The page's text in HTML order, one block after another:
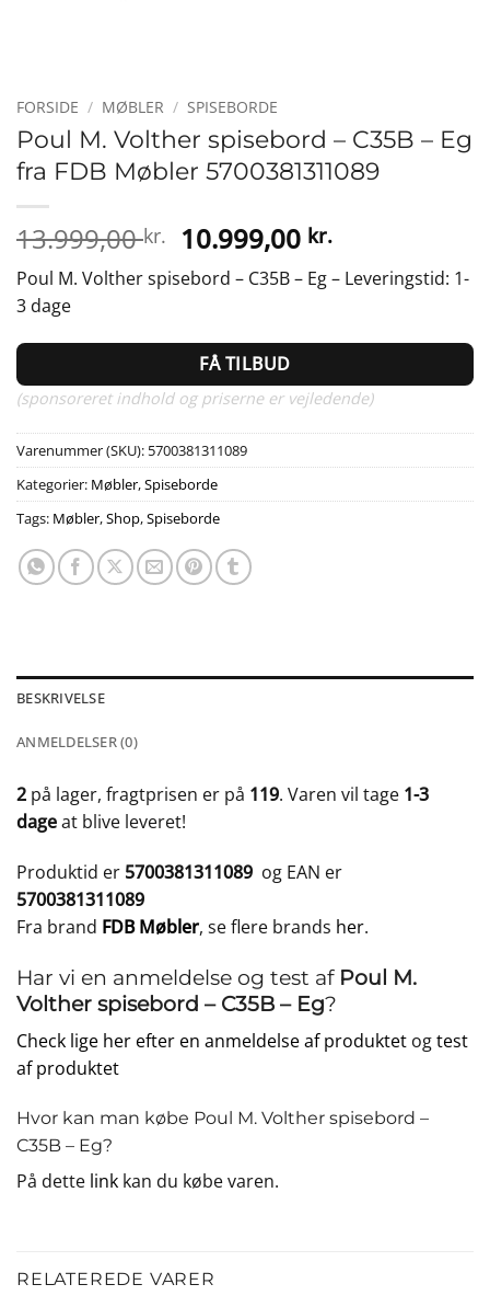
FORSIDE / MØBLER / SPISEBORDE
Poul M. Volther spisebord – C35B – Eg
fra FDB Møbler 5700381311089
13.999,00kr. Den
oprindelige
pris
13.999,00 kr..
10.999,00 kr.Den
aktuelle
pris
10.999,00
Poul M. Volther spisebord – C35B – Eg – Leveringstid: 1-
3 dage
FÅ TILBUD
(sponsoreret indhold og priserne er vejledende)
Varenummer (SKU): 5700381311089
Kategorier: Møbler,Spiseborde
Tags: Møbler,Shop,Spiseborde
BESKRIVELSE
ANMELDELSER (0)
2 på lager, fragtprisen er på 119. Varen vil tage 1-3
dageat blive leveret!
Produktid er 5700381311089 og EAN er
5700381311089
Fra brand FDB Møbler, se flere brands her.
Har vi en anmeldelse og test af Poul M.
Volther spisebord – C35B – Eg?
Check lige her efter en anmeldelse af produktet ogtest
af produktet
Hvor kan man købe Poul M. Volther spisebord –
C35B – Eg?
På dette link kan du købe varen.
RELATEREDE VARER